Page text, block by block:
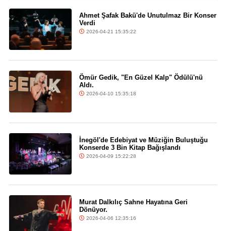
Ahmet Şafak Bakü'de Unutulmaz Bir Konser
Verdi
2026-04-21 15:35:22
Ömür Gedik, "En Güzel Kalp" Ödülü'nü
Aldı.
2026-04-10 15:35:18
İnegöl'de Edebiyat ve Müziğin Buluştuğu
Konserde 3 Bin Kitap Bağışlandı
2026-04-09 15:22:28
Murat Dalkılıç Sahne Hayatına Geri
Dönüyor.
2026-04-06 12:35:16